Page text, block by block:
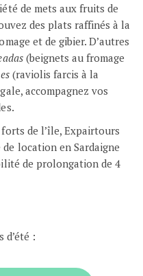
de mets aux fruits de
des plats raffinés à la
et de gibier. D’autres
(beignets au fromage
(raviolis farcis à la
accompagnez vos
de l’île, Expairtours
location en Sardaigne
de prolongation de 4
d’été :